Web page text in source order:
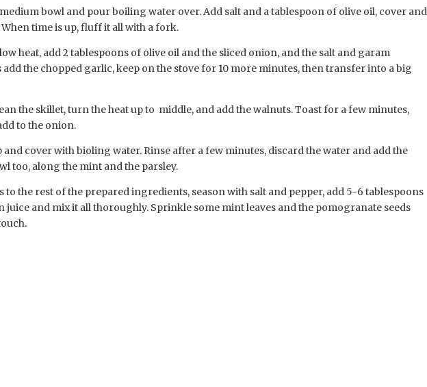
bowl and pour boiling water over. Add salt and a tablespoon of olive oil, cover and
time is up, fluff it all with a fork.
heat, add 2 tablespoons of olive oil and the sliced onion, and the salt and garam
add the chopped garlic, keep on the stove for 10 more minutes, then transfer into a big
the skillet, turn the heat up to middle, and add the walnuts. Toast for a few minutes,
to the onion.
and cover with bioling water. Rinse after a few minutes, discard the water and add the
too, along the mint and the parsley.
to the rest of the prepared ingredients, season with salt and pepper, add 5-6 tablespoons
juice and mix it all thoroughly. Sprinkle some mint leaves and the pomogranate seeds